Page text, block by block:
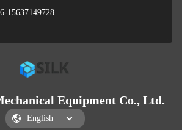
15637149728
Equipment Co., Ltd.